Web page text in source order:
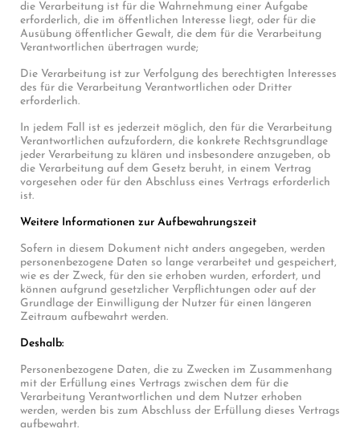
die Verarbeitung ist für die Wahrnehmung einer Aufgabe
erforderlich, die im öffentlichen Interesse liegt, oder für die
Ausübung öffentlicher Gewalt, die dem für die Verarbeitung
Verantwortlichen übertragen wurde;
Die Verarbeitung ist zur Verfolgung des berechtigten Interesses
des für die Verarbeitung Verantwortlichen oder Dritter
erforderlich.
In jedem Fall ist es jederzeit möglich, den für die Verarbeitung
Verantwortlichen aufzufordern, die konkrete Rechtsgrundlage
jeder Verarbeitung zu klären und insbesondere anzugeben, ob
die Verarbeitung auf dem Gesetz beruht, in einem Vertrag
vorgesehen oder für den Abschluss eines Vertrags erforderlich
ist.
Weitere Informationen zur Aufbewahrungszeit
Sofern in diesem Dokument nicht anders angegeben, werden
personenbezogene Daten so lange verarbeitet und gespeichert,
wie es der Zweck, für den sie erhoben wurden, erfordert, und
können aufgrund gesetzlicher Verpflichtungen oder auf der
Grundlage der Einwilligung der Nutzer für einen längeren
Zeitraum aufbewahrt werden.
Deshalb:
Personenbezogene Daten, die zu Zwecken im Zusammenhang
mit der Erfüllung eines Vertrags zwischen dem für die
Verarbeitung Verantwortlichen und dem Nutzer erhoben
werden, werden bis zum Abschluss der Erfüllung dieses Vertrags
aufbewahrt.